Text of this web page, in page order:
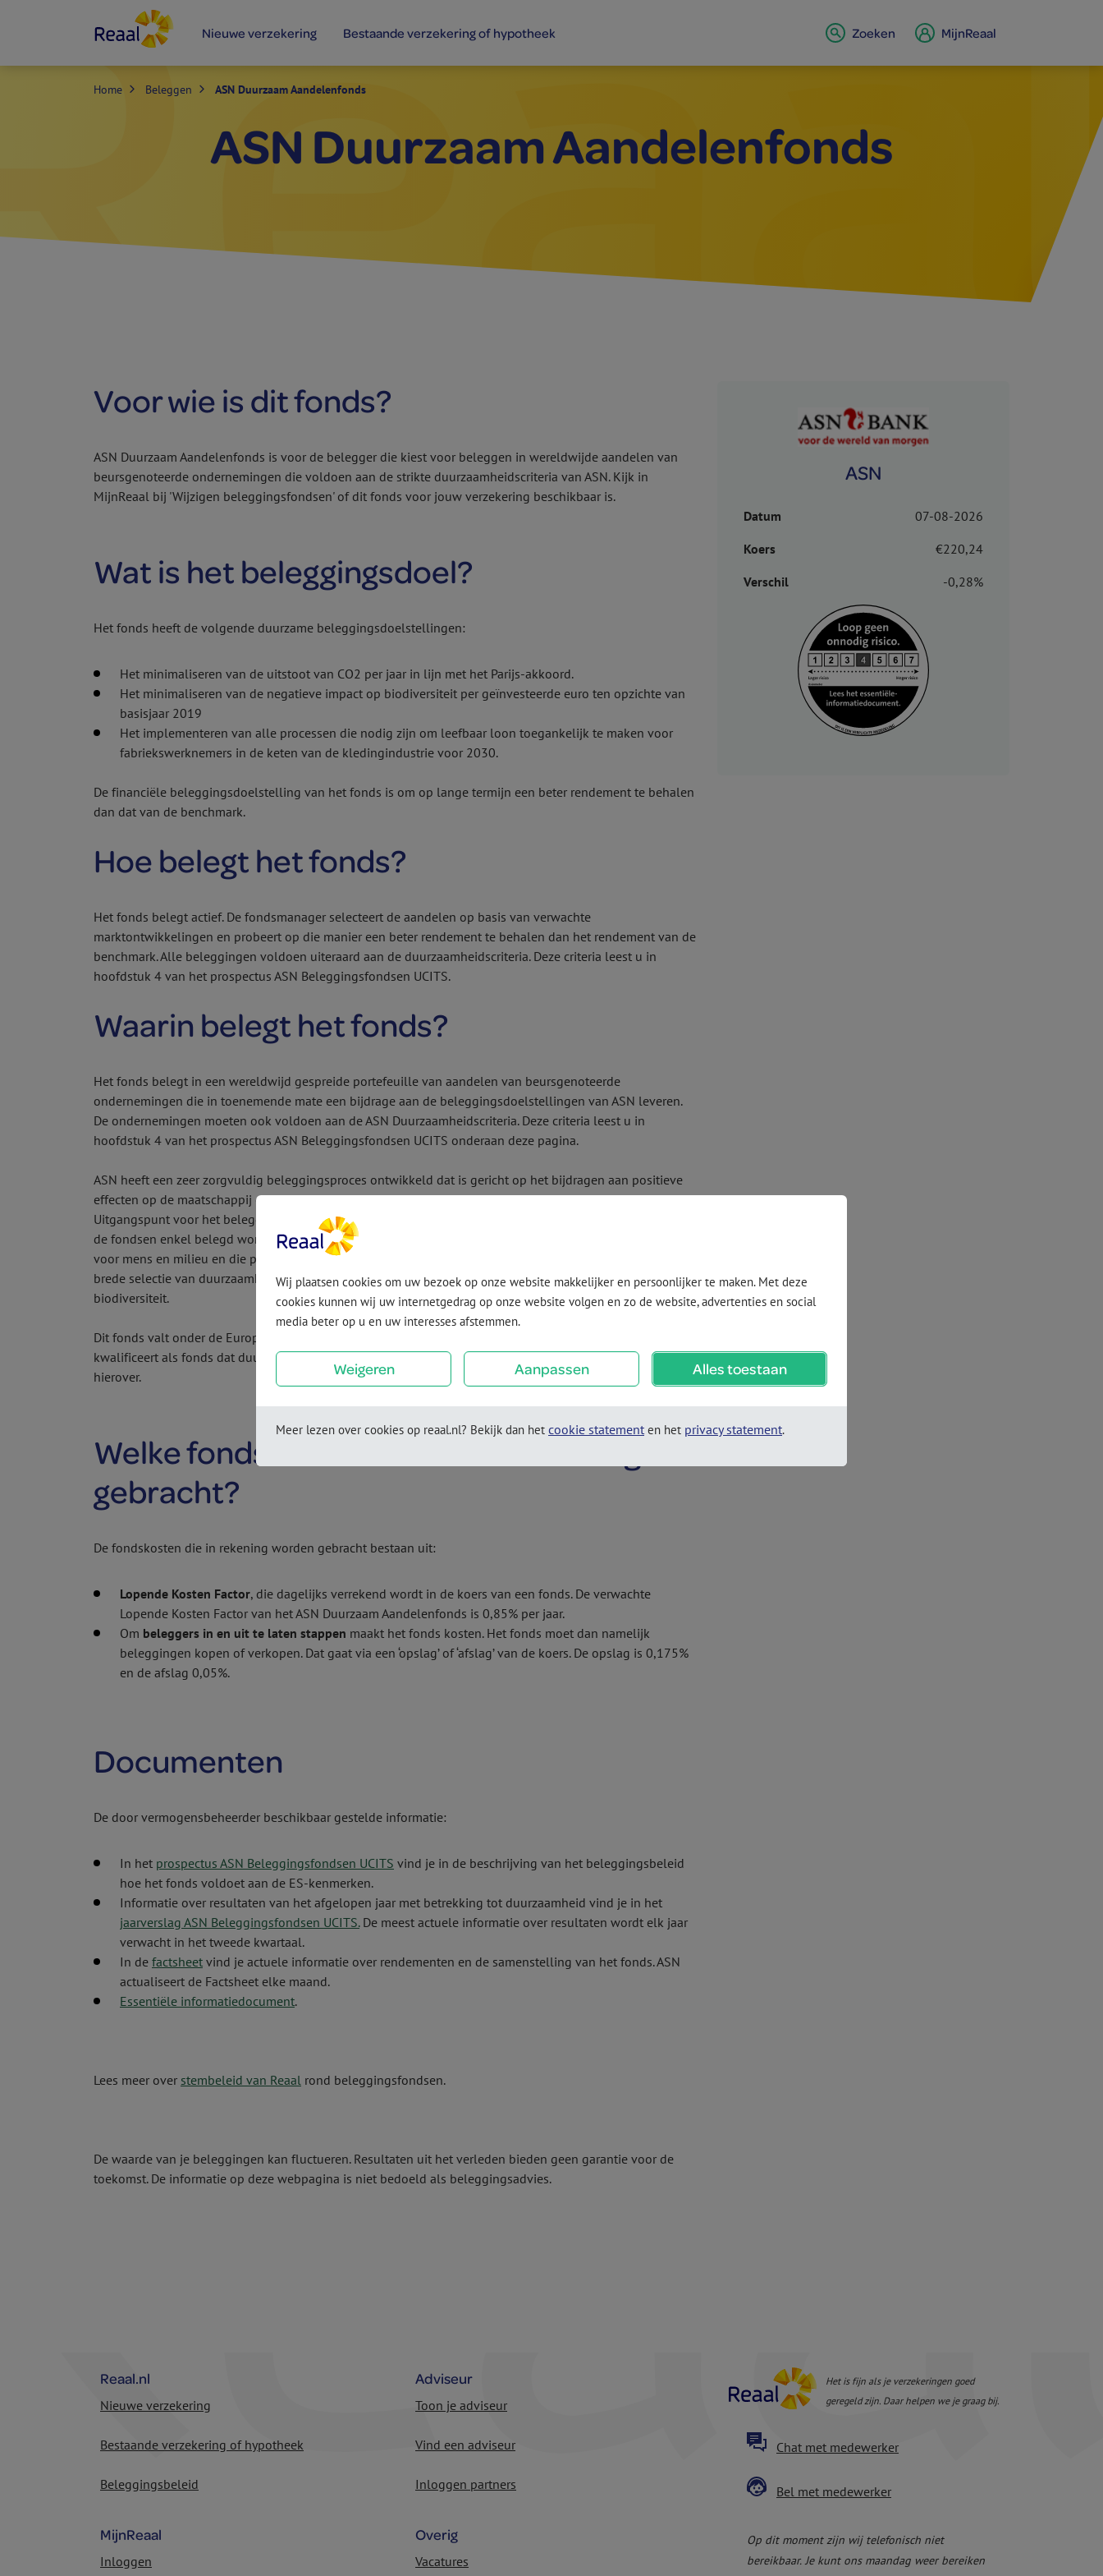
Home Beleggen ASN Duurzaam Aandelenfonds
ASN Duurzaam Aandelen­fonds
Wij plaatsen cookies om uw bezoek op onze website makkelijker en persoonlijker te maken. Met deze
cookies kunnen wij uw internetgedrag op onze website volgen en zo de website, advertenties en social
media beter op u en uw interesses afstemmen.
Alles toestaan
Aanpassen
Weigeren
Meer lezen over cookies op reaal.nl? Bekijk dan het cookie statement en het privacy statement.
Nieuwe verzekering Bestaande verzekering of hypotheek Zoeken MijnReaal
Voor wie is dit fonds?
ASN Duurzaam Aandelen­fonds is voor de belegger die kiest voor beleggen in wereldwijde aandelen van
beursgenoteerde ondernemingen die voldoen aan de strikte duurzaamheidscriteria van ASN. Kijk in
MijnReaal bij 'Wijzigen beleggings­fondsen' of dit fonds voor jouw verzekering beschikbaar is.
Wat is het beleggingsdoel?
Het fonds heeft de volgende duurzame beleggingsdoelstellingen:
Het minimaliseren van de uitstoot van CO2 per jaar in lijn met het Parijs-akkoord.
Het minimaliseren van de negatieve impact op biodiversiteit per geïnvesteerde euro ten opzichte van
basisjaar 2019
Het implementeren van alle processen die nodig zijn om leefbaar loon toegankelijk te maken voor
fabriekswerknemers in de keten van de kledingindustrie voor 2030.
De financiële beleggingsdoelstelling van het fonds is om op lange termijn een beter rendement te behalen
dan dat van de benchmark.
Hoe belegt het fonds?
Het fonds belegt actief. De fondsmanager selecteert de aandelen op basis van verwachte
marktontwikkelingen en probeert op die manier een beter rendement te behalen dan het rendement van de
benchmark. Alle beleggingen voldoen uiteraard aan de duurzaamheidscriteria. Deze criteria leest u in
hoofdstuk 4 van het prospectus ASN Beleggings­fondsen UCITS.
Waarin belegt het fonds?
Het fonds belegt in een wereldwijd gespreide portefeuille van aandelen van beursgenoteerde
ondernemingen die in toenemende mate een bijdrage aan de beleggingsdoelstellingen van ASN leveren.
De ondernemingen moeten ook voldoen aan de ASN Duurzaamheidscriteria. Deze criteria leest u in
hoofdstuk 4 van het prospectus ASN Beleggings­fondsen UCITS onderaan deze pagina.
ASN heeft een zeer zorgvuldig beleggingsproces ontwikkeld dat is gericht op het bijdragen aan positieve
effecten op de maatschappij en het milieu en het vermijden van negatieve gevolgen van de beleggingen.
Uitgangspunt voor het beleggingsproces is het duurzaamheidsbeleid van ASN. Dit beleid houdt in dat door
de fondsen enkel belegd wordt in economische activiteiten die geen ernstige nadelige gevolgen hebben
voor mens en milieu en die praktijken op het gebied van goed bestuur volgen. Dit beleid richt zich op een
brede selectie van duurzaamheidsfactoren, en met name de drie pijlers: mensen­rechten, klimaat, en
biodiversiteit.
Dit fonds valt onder de Europese regels voor informatieverstrekking over duurzaamheid. Dit fonds
kwalificeert als fonds dat duurzame beleggingen tot doel heeft. De vermogens­beheerder levert informatie
hierover.
Welke fondskosten worden in rekening
gebracht?
De fondskosten die in rekening worden gebracht bestaan uit:
Lopende Kosten Factor, die dagelijks verrekend wordt in de koers van een fonds. De verwachte
Lopende Kosten Factor van het ASN Duurzaam Aandelen­fonds is 0,85% per jaar.
Om beleggers in en uit te laten stappen maakt het fonds kosten. Het fonds moet dan namelijk
beleggingen kopen of verkopen. Dat gaat via een ‘opslag’ of ‘afslag’ van de koers. De opslag is 0,175%
en de afslag 0,05%.
Documenten
De door vermogens­beheerder beschikbaar gestelde informatie:
In het prospectus ASN Beleggingsfondsen UCITS vind je in de beschrijving van het beleggingsbeleid
hoe het fonds voldoet aan de ES-kenmerken.
Informatie over resultaten van het afgelopen jaar met betrekking tot duurzaamheid vind je in het
jaarverslag ASN Beleggingsfondsen UCITS.De meest actuele informatie over resultaten wordt elk jaar
verwacht in het tweede kwartaal.
In de factsheet vind je actuele informatie over rendementen en de samenstelling van het fonds. ASN
actualiseert de Factsheet elke maand.
Essentiële informatiedocument.
Lees meer over stembeleid van Reaal rond beleggings­fondsen.
De waarde van je beleggingen kan fluctueren. Resultaten uit het verleden bieden geen garantie voor de
toekomst. De informatie op deze webpagina is niet bedoeld als beleggingsadvies.
ASN
Datum
07-08-2026
Koers
€220,24
Verschil
-0,28%
Reaal.nl
Nieuwe verzekering
Bestaande verzekering of hypotheek
Beleggingsbeleid
MijnReaal
Inloggen
Adviseur
Toon je adviseur
Vind een adviseur
Inloggen partners
Overig
Vacatures
Het is fijn als je verzekeringen goed
geregeld zijn. Daar helpen we je graag bij.
Chat met medewerker
Bel met medewerker
Op dit moment zijn wij telefonisch niet
bereikbaar. Je kunt ons maandag weer bereiken